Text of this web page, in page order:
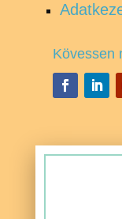
Kövessen